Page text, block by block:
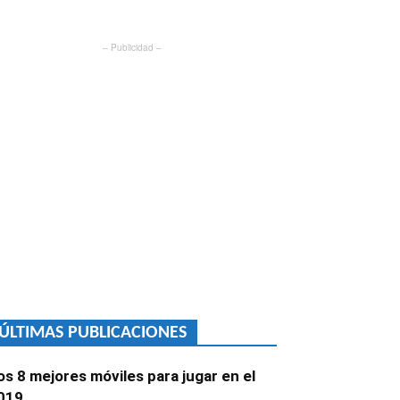
– Publicidad –
PUBLICACIONES
8 mejores móviles para jugar en el